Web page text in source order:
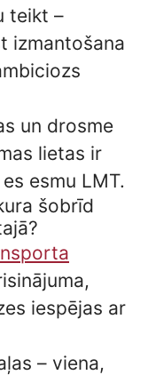
teikt –
izmantošana
un drosme
lietas ir
esmu LMT.
šobrīd
iespējas ar
– viena,